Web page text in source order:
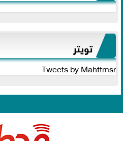
تويتر
Tweets by Mahttmsr